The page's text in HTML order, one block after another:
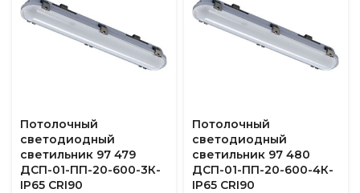
Потолочный
светодиодный
светильник 97 479
ДСП-01-ПП-20-600-3К-
IP65 CRI90
Потолочный
светодиодный
светильник 97 480
ДСП-01-ПП-20-600-4К-
IP65 CRI90